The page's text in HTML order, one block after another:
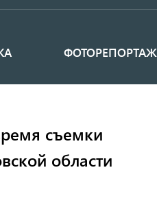
съемки
области